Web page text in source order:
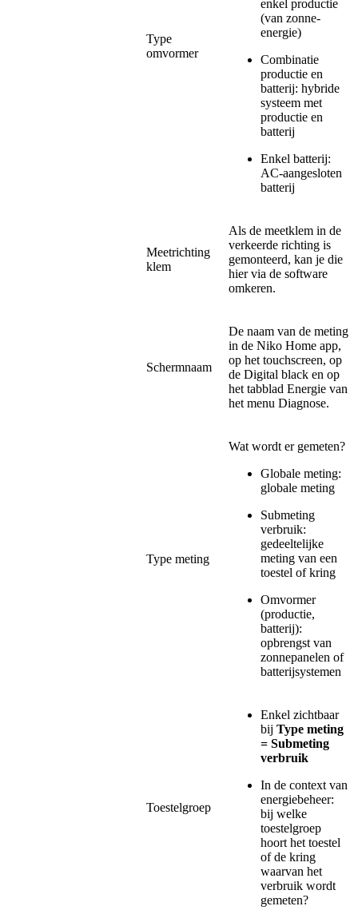
Type
omvormer
enkel productie
(van zonne-
energie)
Combinatie
productie en
batterij: hybride
systeem met
productie en
batterij
Enkel batterij:
AC-aangesloten
batterij
Meetrichting
klem
Als de meetklem in de
verkeerde richting is
gemonteerd, kan je die
hier via de software
omkeren.
Schermnaam
De naam van de meting
in de Niko Home app,
op het touchscreen, op
de Digital black en op
het tabblad Energie van
het menu Diagnose.
Type meting
Wat wordt er gemeten?
Globale meting:
globale meting
Submeting
verbruik:
gedeeltelijke
meting van een
toestel of kring
Omvormer
(productie,
batterij):
opbrengst van
zonnepanelen of
batterijsystemen
Toestelgroep
Enkel zichtbaar
bij Type meting
= Submeting
verbruik
In de context van
energiebeheer:
bij welke
toestelgroep
hoort het toestel
of de kring
waarvan het
verbruik wordt
gemeten?